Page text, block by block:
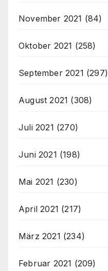
November 2021 (84)
Oktober 2021 (258)
September 2021 (297)
August 2021 (308)
Juli 2021 (270)
Juni 2021 (198)
Mai 2021 (230)
April 2021 (217)
März 2021 (234)
Februar 2021 (209)